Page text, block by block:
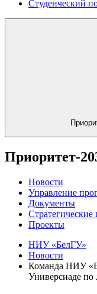
Студенческий
Приоритет-
Новости
Управление
Документы
Стратегические
Проекты
НИУ «БелГУ»
Новости
Команда НИУ
Универсиаде по